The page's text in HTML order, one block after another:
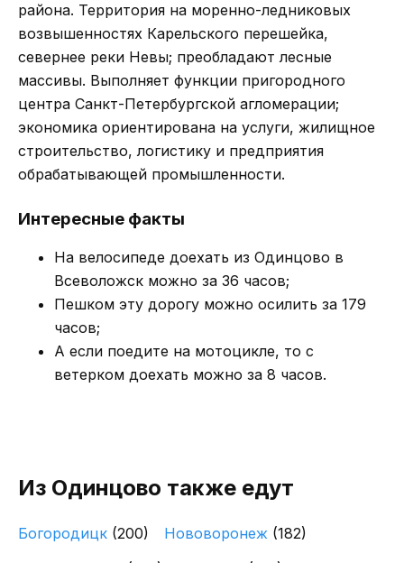
района. Территория на моренно-ледниковых
возвышенностях Карельского перешейка,
севернее реки Невы; преобладают лесные
массивы. Выполняет функции пригородного
центра Санкт-Петербургской агломерации;
экономика ориентирована на услуги, жилищное
строительство, логистику и предприятия
обрабатывающей промышленности.
Интересные факты
На велосипеде доехать из Одинцово в
Всеволожск можно за 36 часов;
Пешком эту дорогу можно осилить за 179
часов;
А если поедите на мотоцикле, то с
ветерком доехать можно за 8 часов.
Из Одинцово также едут
Богородицк (200) Нововоронеж (182)